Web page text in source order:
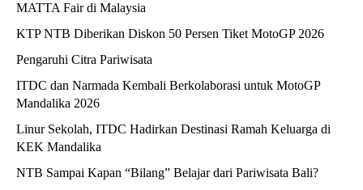
MATTA Fair di Malaysia
KTP NTB Diberikan Diskon 50 Persen Tiket MotoGP 2026
Pengaruhi Citra Pariwisata
ITDC dan Narmada Kembali Berkolaborasi untuk MotoGP
Mandalika 2026
Linur Sekolah, ITDC Hadirkan Destinasi Ramah Keluarga di
KEK Mandalika
NTB Sampai Kapan “Bilang” Belajar dari Pariwisata Bali?